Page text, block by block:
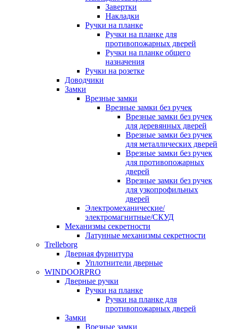
Завертки
Накладки
Ручки на планке
Ручки на планке для
противопожарных дверей
Ручки на планке общего
назначения
Ручки на розетке
Доводчики
Замки
Врезные замки
Врезные замки без ручек
Врезные замки без ручек
для деревянных дверей
Врезные замки без ручек
для металлических дверей
Врезные замки без ручек
для противопожарных
дверей
Врезные замки без ручек
для узкопрофильных
дверей
Электромеханические/
электромагнитные/СКУД
Механизмы секретности
Латунные механизмы секретности
Trelleborg
Дверная фурнитура
Уплотнители дверные
WINDOORPRO
Дверные ручки
Ручки на планке
Ручки на планке для
противопожарных дверей
Замки
Врезные замки